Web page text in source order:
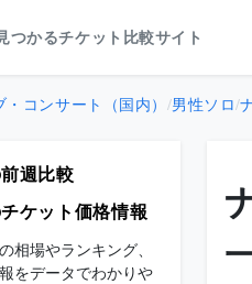
つかるチケット比較サイト
・コンサート（国内） /男性ソロ/
週比較
ケット価格情報
相場やランキング、
をデータでわかりや